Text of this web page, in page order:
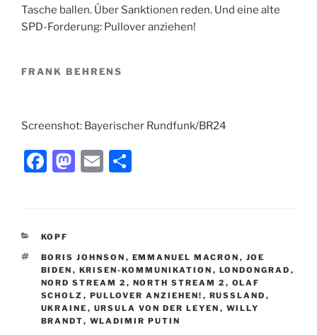
Tasche ballen. Über Sanktionen reden. Und eine alte
SPD-Forderung: Pullover anziehen!
FRANK BEHRENS
Screenshot: Bayerischer Rundfunk/BR24
F
e
b
o
o
k
M
d
o
n
E
KATEGORIEN
KOPF
SCHLAGWÖRTER
BORIS JOHNSON , EMMANUEL MACRON , JOE
BIDEN , KRISEN-KOMMUNIKATION , LONDONGRAD ,
NORD STREAM 2 , NORTH STREAM 2 , OLAF
SCHOLZ , PULLOVER ANZIEHEN! , RUSSLAND ,
UKRAINE , URSULA VON DER LEYEN , WILLY
BRANDT, WLADIMIR PUTIN